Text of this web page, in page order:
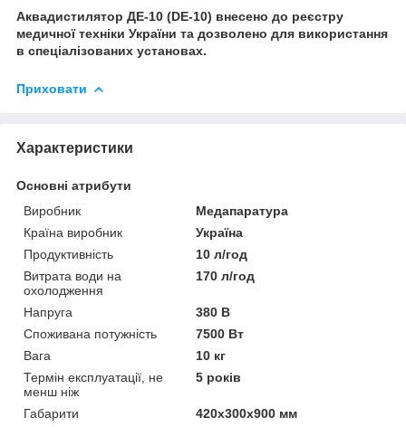
Аквадистилятор ДЕ-10 (DE-10) внесено до реєстру
медичної техніки України та дозволено для використання
в спеціалізованих установах.
Приховати
Характеристики
Основні атрибути
Виробник
Медапаратура
Країна виробник
Україна
Продуктивність
10 л/год
Витрата води на
охолодження
170 л/год
Напруга
380 В
Споживана потужність
7500 Вт
Вага
10 кг
Термін експлуатації, не
менш ніж
5 років
Габарити 420х300х900 мм